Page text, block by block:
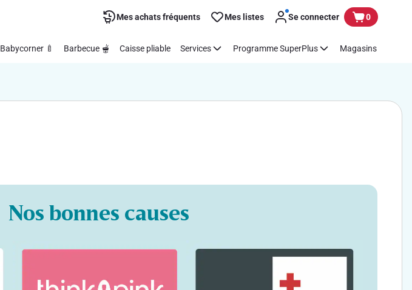
Mes achats fréquents Mes listes Se connecter 0
Babycorner 🍼 Barbecue 🫕 Caisse pliable Services Programme SuperPlus Magasins
Nos bonnes causes